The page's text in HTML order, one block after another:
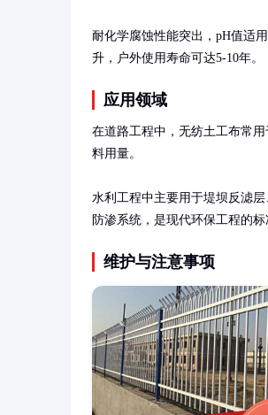
耐化学腐蚀性能突出，pH值适
升，户外使用寿命可达5-10年。
应用领域
在道路工程中，无纺土工布常
料用量。
水利工程中主要用于堤坝反滤
防渗系统，是现代环保工程的标
维护与注意事项